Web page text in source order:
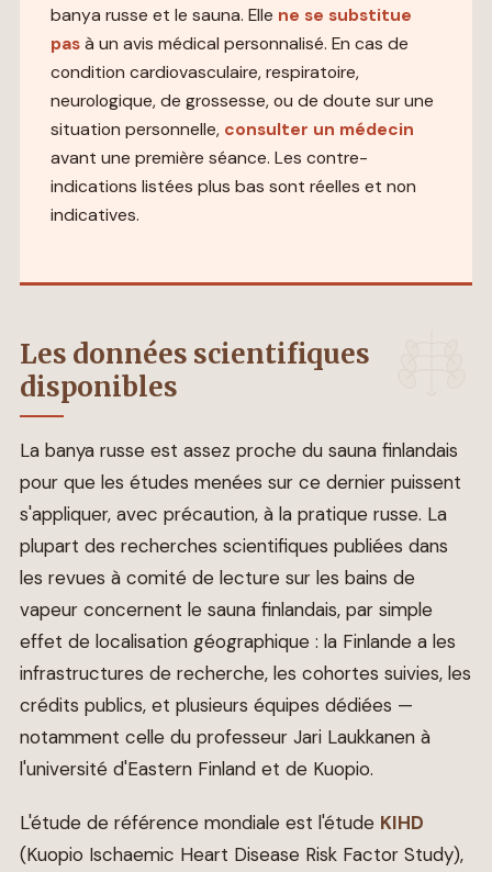
banya russe et le sauna. Elle ne se substitue
pasà un avis médical personnalisé. En cas de
condition cardiovasculaire, respiratoire,
neurologique, de grossesse, ou de doute sur une
situation personnelle, consulter un médecin
avant une première séance. Les contre-
indications listées plus bas sont réelles et non
indicatives.
Les données scientifiques
disponibles
La banya russe est assez proche du sauna finlandais
pour que les études menées sur ce dernier puissent
s'appliquer, avec précaution, à la pratique russe. La
plupart des recherches scientifiques publiées dans
les revues à comité de lecture sur les bains de
vapeur concernent le sauna finlandais, par simple
effet de localisation géographique : la Finlande a les
infrastructures de recherche, les cohortes suivies, les
crédits publics, et plusieurs équipes dédiées —
notamment celle du professeur Jari Laukkanen à
l'université d'Eastern Finland et de Kuopio.
L'étude de référence mondiale est l'étude KIHD
(Kuopio Ischaemic Heart Disease Risk Factor Study),